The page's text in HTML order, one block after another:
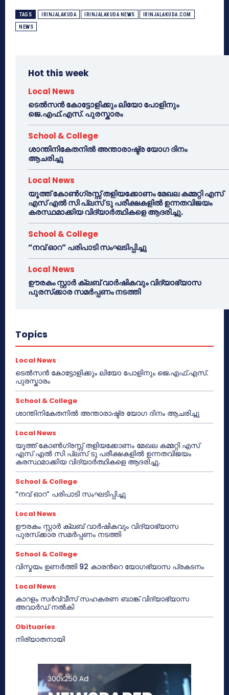
TAGS IRINJALAKUDA IRINJALAKUDA NEWS IRINJALAKUDA.COM
NEWS
Hot this week
Local News
ടെൽസൻ കോട്ടോളിക്കും ലിയോ പോളിനും
ജെ.എഫ്.എസ്. പുരസ്കാരം
School & College
ശാന്തിനികേതനിൽ അന്താരാഷ്ട്ര യോഗ ദിനം
ആചരിച്ചു
Local News
യൂത്ത് കോൺഗ്രസ്സ് തളിയക്കോണം മേഖല കമ്മറ്റി എസ്
എസ് എൽ സി പ്ലസ് ടു പരീക്ഷകളിൽ ഉന്നതവിജയം
കരസ്ഥമാക്കിയ വിദ്യാർത്ഥികളെ ആദരിച്ചു.
School & College
“നവ് ഓറ” പരിപാടി സംഘടിപ്പിച്ചു
Local News
ഊരകം സ്റ്റാർ ക്ലബ് വാർഷികവും വിദ്യാഭ്യാസ
പുരസ്‌ക്കാര സമർപ്പണം നടത്തി
Topics
Local News
ടെൽസൻ കോട്ടോളിക്കും ലിയോ പോളിനും ജെ.എഫ്.എസ്.
പുരസ്കാരം
School & College
ശാന്തിനികേതനിൽ അന്താരാഷ്ട്ര യോഗ ദിനം ആചരിച്ചു
Local News
യൂത്ത് കോൺഗ്രസ്സ് തളിയക്കോണം മേഖല കമ്മറ്റി എസ്
എസ് എൽ സി പ്ലസ് ടു പരീക്ഷകളിൽ ഉന്നതവിജയം
കരസ്ഥമാക്കിയ വിദ്യാർത്ഥികളെ ആദരിച്ചു.
School & College
“നവ് ഓറ” പരിപാടി സംഘടിപ്പിച്ചു
Local News
ഊരകം സ്റ്റാർ ക്ലബ് വാർഷികവും വിദ്യാഭ്യാസ
പുരസ്‌ക്കാര സമർപ്പണം നടത്തി
School & College
വിസ്മയം ഉണർത്തി 92 കാരൻറെ യോഗഭ്യാസ പ്രകടനം
Local News
കാറളം സർവ്വീസ് സഹകരണ ബാങ്ക് വിദ്യാഭ്യാസ
അവാർഡ് നൽകി
Obituaries
നിര്യാതനായി